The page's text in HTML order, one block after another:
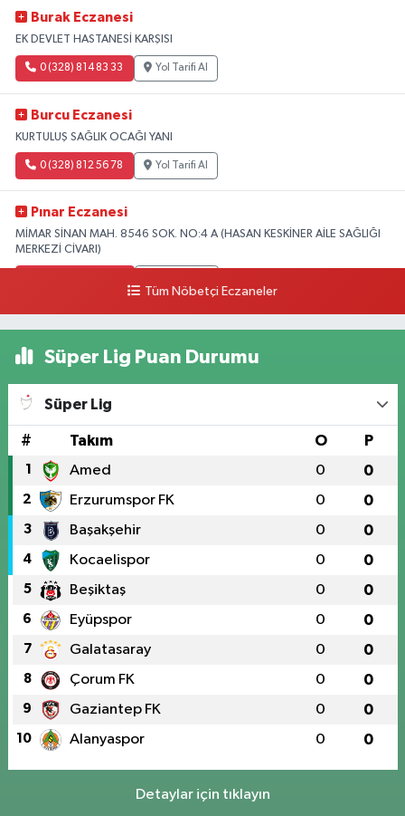
Burak Eczanesi
EK DEVLET HASTANESİ KARŞISI
0 (328) 814 83 33 Yol Tarifi Al
Burcu Eczanesi
KURTULUŞ SAĞLIK OCAĞI YANI
0 (328) 812 56 78 Yol Tarifi Al
Pınar Eczanesi
MİMAR SİNAN MAH. 8546 SOK. NO:4 A (HASAN KESKİNER AİLE SAĞLIĞI
MERKEZİ CİVARI)
Tüm Nöbetçi Eczaneler
Süper Lig Puan Durumu
Süper Lig
# Takım O P
1 Amed 0 0
2 Erzurumspor FK 0 0
3 Başakşehir 0 0
4 Kocaelispor 0 0
5 Beşiktaş 0 0
6 Eyüpspor 0 0
7 Galatasaray 0 0
8 Çorum FK 0 0
9 Gaziantep FK 0 0
10 Alanyaspor 0 0
Detaylar için tıklayın